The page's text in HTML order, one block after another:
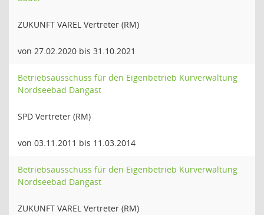
ZUKUNFT VAREL Vertreter (RM)
von 27.02.2020 bis 31.10.2021
Betriebsausschuss für den Eigenbetrieb Kurverwaltung
Nordseebad Dangast
SPD Vertreter (RM)
von 03.11.2011 bis 11.03.2014
Betriebsausschuss für den Eigenbetrieb Kurverwaltung
Nordseebad Dangast
ZUKUNFT VAREL Vertreter (RM)